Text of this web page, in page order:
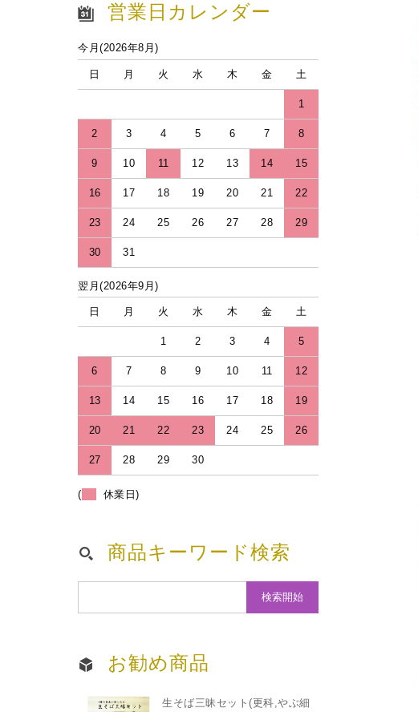
営業日カレンダー
今月(2026年8月)
日 月 火 水 木 金 土
1
2 3 4 5 6 7 8
9 10 11 12 13 14 15
16 17 18 19 20 21 22
23 24 25 26 27 28 29
30 31
翌月(2026年9月)
日 月 火 水 木 金 土
1 2 3 4 5
6 7 8 9 10 11 12
13 14 15 16 17 18 19
20 21 22 23 24 25 26
27 28 29 30
( 休業日)
商品キーワード検索
お勧め商品
生そば三昧セット(更科,やぶ細